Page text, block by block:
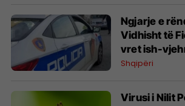
Ngjarje e
Vidhisht të
vret ish-
peng edhe
Shqipëri
Virusi i Nilit